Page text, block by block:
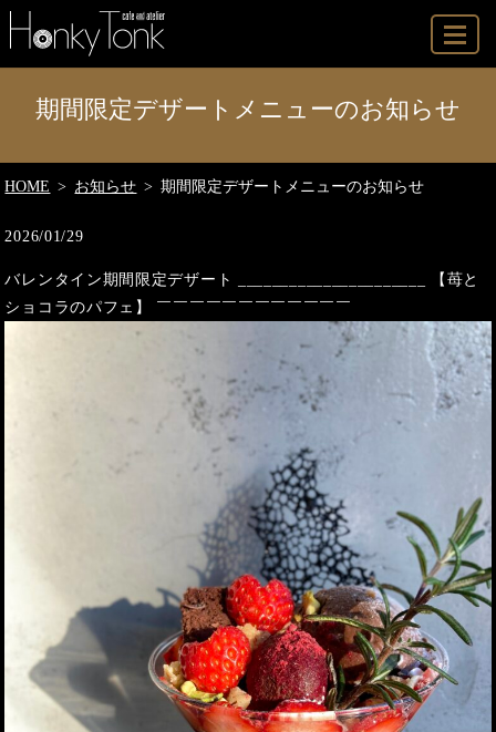
MENU
期間限定デザートメニューのお知らせ
HOME お知らせ 期間限定デザートメニューのお知らせ
2026/01/29
バレンタイン期間限定デザート ______________________ 【苺と
ショコラのパフェ】 ￣￣￣￣￣￣￣￣￣￣￣￣